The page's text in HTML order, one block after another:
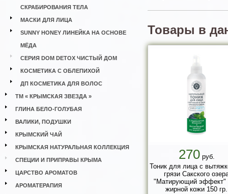
СКРАБИРОВАНИЯ ТЕЛА
МАСКИ ДЛЯ ЛИЦА
SUNNY HONEY ЛИНЕЙКА НА ОСНОВЕ
МЁДА
СЕРИЯ DOM DETOX ЧИСТЫЙ ДОМ
КОСМЕТИКА С ОБЛЕПИХОЙ
ДП КОСМЕТИКА ДЛЯ ВОЛОС
ТМ « КРЫМСКАЯ ЗВЕЗДА »
ГЛИНА БЕЛО-ГОЛУБАЯ
ВАЛИКИ, ПОДУШКИ
КРЫМСКИЙ ЧАЙ
КРЫМСКАЯ НАТУРАЛЬНАЯ КОЛЛЕКЦИЯ
СПЕЦИИ И ПРИПРАВЫ КРЫМА
ЦАРСТВО АРОМАТОВ
АРОМАТЕРАПИЯ
Товары в
270руб.
Тоник для лица с
грязи Сакского
"Матирующий эффект"
жирной кожи 150 гр.